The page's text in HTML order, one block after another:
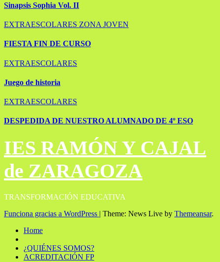
Sinapsis Sophia Vol. II
EXTRAESCOLARES ZONA JOVEN
FIESTA FIN DE CURSO
EXTRAESCOLARES
Juego de historia
EXTRAESCOLARES
DESPEDIDA DE NUESTRO ALUMNADO DE 4º ESO
IES RAMÓN Y CAJAL
de ZARAGOZA
TRANSFORMACIÓN EDUCATIVA
Funciona gracias a WordPress | Theme: News Live by Themeansar.
Home
¿QUIÉNES SOMOS?
ACREDITACIÓN FP